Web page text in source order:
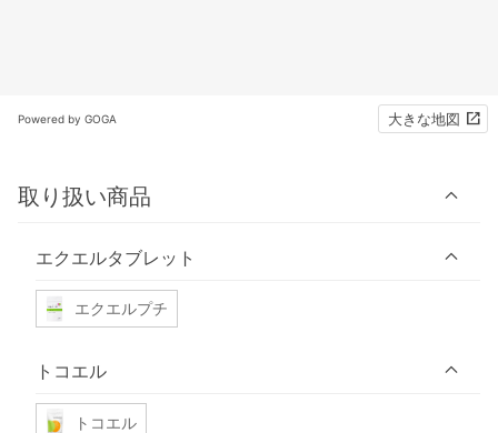
Powered by GOGA 大きな地図
取り扱い商品
エクエルタブレット
エクエルプチ
トコエル
トコエル